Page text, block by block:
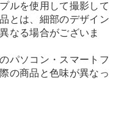
ルを使用して撮影して
とは、細部のデザイン
なる場合がございま
パソコン・スマートフ
の商品と色味が異なっ